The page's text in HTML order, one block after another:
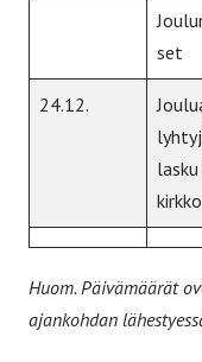
set
24.12.
kirkko
Huom. Päivämäärät
ajankohdan